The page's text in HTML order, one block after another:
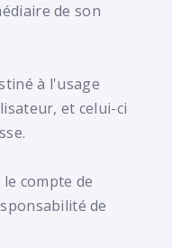
de son
à l'usage
et celui-ci
compte de
de